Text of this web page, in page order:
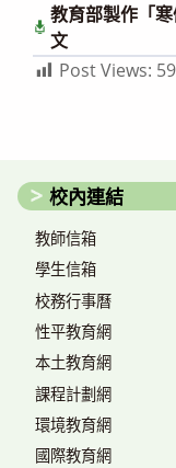
教育部製作「
文
Post Views:
校內連結
教師信箱
學生信箱
校務行事曆
性平教育網
本土教育網
課程計劃網
環境教育網
國際教育網